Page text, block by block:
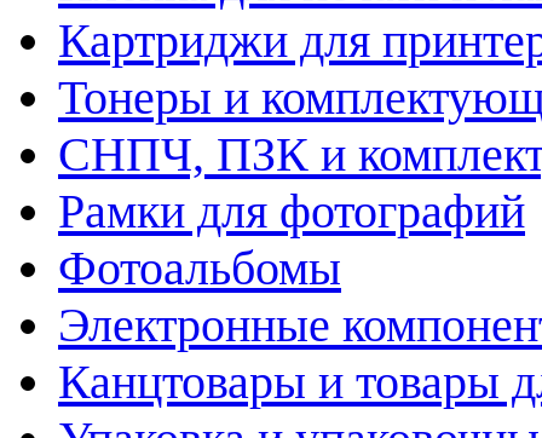
Картриджи для
Тонеры и
СНПЧ, ПЗК и
Рамки для фотографий
Фотоальбомы
Электронные
Канцтовары и товары